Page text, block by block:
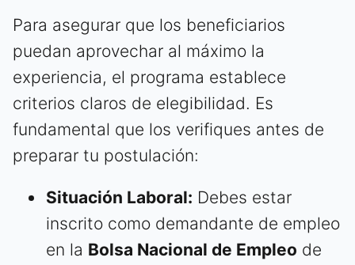
Para asegurar que los beneficiarios
puedan aprovechar al máximo la
experiencia, el programa establece
criterios claros de elegibilidad. Es
fundamental que los verifiques antes de
preparar tu postulación:
Situación Laboral: Debes estar
inscrito como demandante de empleo
en la Bolsa Nacional de Empleo de